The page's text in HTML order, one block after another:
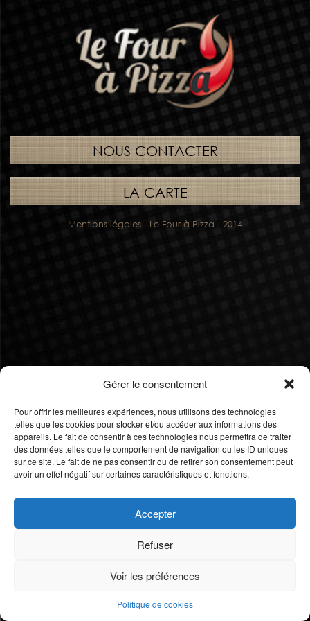
Gérer le consentement
Pour offrir les meilleures expériences, nous utilisons des technologies
telles que les cookies pour stocker et/ou accéder aux informations des
appareils. Le fait de consentir à ces technologies nous permettra de traiter
des données telles que le comportement de navigation ou les ID uniques
sur ce site. Le fait de ne pas consentir ou de retirer son consentement peut
avoir un effet négatif sur certaines caractéristiques et fonctions.
Accepter
Refuser
Voir les préférences
Politique de cookies
NOUS CONTACTER
LA CARTE
Mentions légales - Le Four à Pizza - 2014